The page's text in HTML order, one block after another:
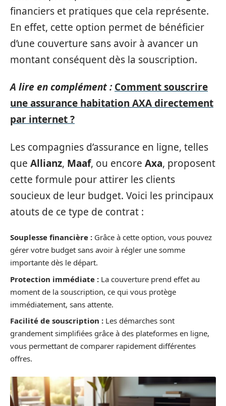
financiers et pratiques que cela représente.
En effet, cette option permet de bénéficier
d’une couverture sans avoir à avancer un
montant conséquent dès la souscription.
A lire en complément : Comment souscrire
une assurance habitation AXA directement
par internet ?
Les compagnies d’assurance en ligne, telles
que Allianz, Maaf, ou encore Axa, proposent
cette formule pour attirer les clients
soucieux de leur budget. Voici les principaux
atouts de ce type de contrat :
Souplesse financière : Grâce à cette option, vous pouvez
gérer votre budget sans avoir à régler une somme
importante dès le départ.
Protection immédiate : La couverture prend effet au
moment de la souscription, ce qui vous protège
immédiatement, sans attente.
Facilité de souscription : Les démarches sont
grandement simplifiées grâce à des plateformes en ligne,
vous permettant de comparer rapidement différentes
offres.